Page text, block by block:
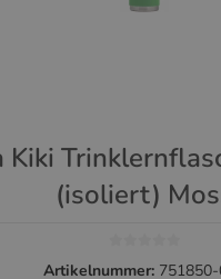
Kiki
(isoliert)
Artikelnummer: